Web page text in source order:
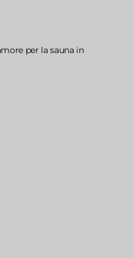
per la sauna in